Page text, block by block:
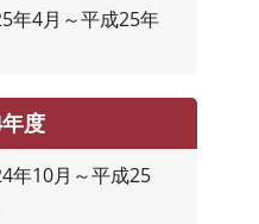
年4月～平成25年
度
年10月～平成25